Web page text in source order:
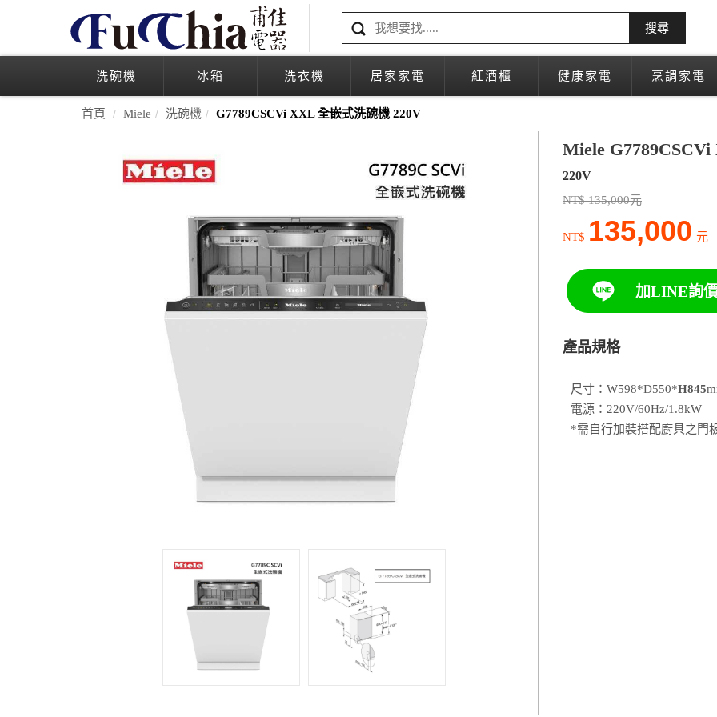
搜尋
洗碗機 冰箱 洗衣機 居家家電 紅酒櫃 健康家電 烹調家電
首頁 Miele 洗碗機 G7789CSCVi XXL 全嵌式洗碗機 220V
Miele
220V
NT$ 135,000元
NT$ 135,000 元
加LINE詢
產品規格
尺寸：W598*D550*H845
電源：220V/60Hz/1.8kW
*需自行加裝搭配廚具之門